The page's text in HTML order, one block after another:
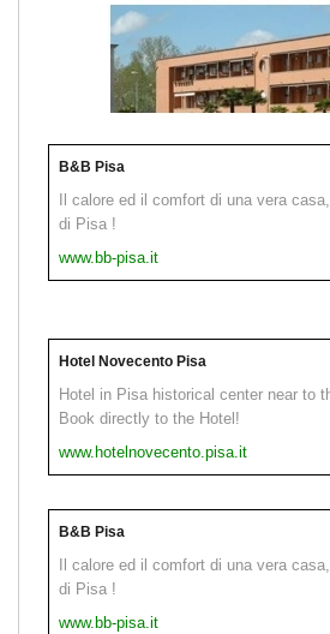
B&B Pisa
Il calore ed il comfort di una vera
di Pisa !
www.bb-pisa.it
Hotel Novecento Pisa
Hotel in Pisa historical center near to
Book directly to the Hotel!
www.hotelnovecento.pisa.it
B&B Pisa
Il calore ed il comfort di una vera
di Pisa !
www.bb-pisa.it